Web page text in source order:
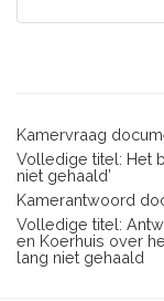
Kamervraag
Volledige titel: Het
niet gehaald’
Kamerantwoord
Volledige titel:
en Koerhuis over
lang niet gehaald